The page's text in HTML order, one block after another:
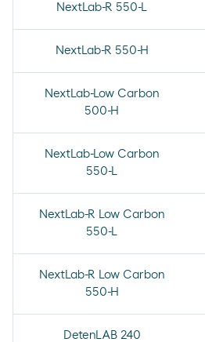
NextLab-R 550-L
NextLab-R 550-H
NextLab-Low Carbon
500-H
NextLab-Low Carbon
550-L
NextLab-R Low Carbon
550-L
NextLab-R Low Carbon
550-H
DetenLAB 240